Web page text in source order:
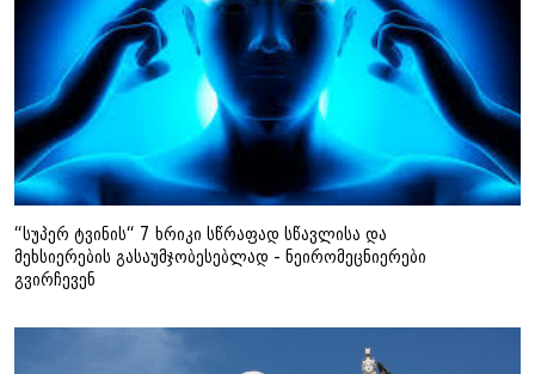
“სუპერ ტვინის“ 7 ხრიკი სწრაფად სწავლისა და
მეხსიერების გასაუმჯობესებლად - ნეირომეცნიერები
გვირჩევენ